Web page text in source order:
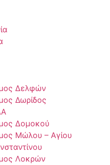
Δελφών
Δωρίδος
Δομοκού
Μώλου – Αγίου
Λοκρών